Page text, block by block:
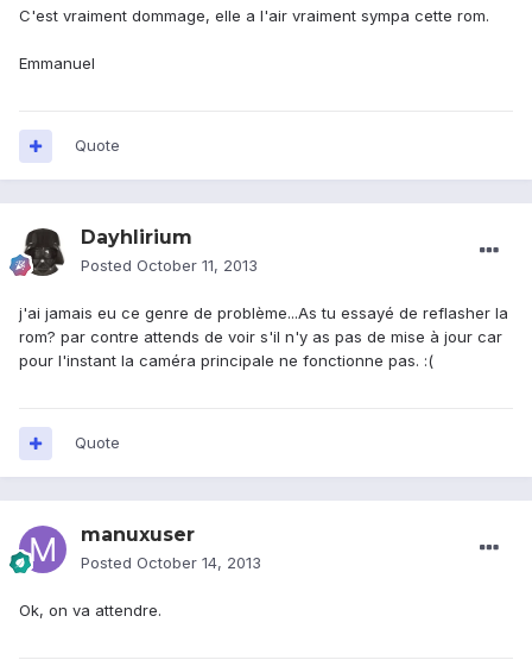
C'est vraiment dommage, elle a l'air vraiment sympa cette rom.
Emmanuel
Quote
Dayhlirium
Posted October 11, 2013
j'ai jamais eu ce genre de problème...As tu essayé de reflasher la
rom? par contre attends de voir s'il n'y as pas de mise à jour car
pour l'instant la caméra principale ne fonctionne pas. :(
Quote
manuxuser
Posted October 14, 2013
Ok, on va attendre.